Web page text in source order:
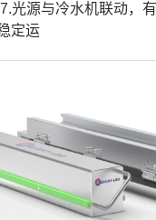
光源与冷水机联动，有
定运